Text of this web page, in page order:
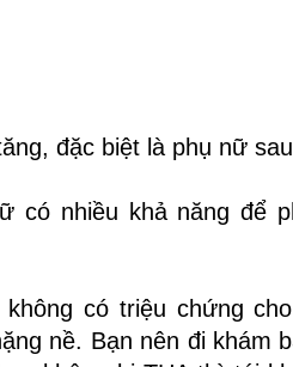
đặc biệt là phụ nữ
có nhiều khả năng để
có triệu chứng
nề. Bạn nên đi khám